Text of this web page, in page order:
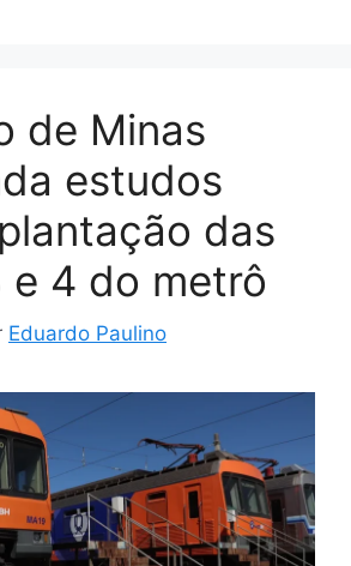
de Minas
estudos
das
e 4 do metrô
Eduardo Paulino